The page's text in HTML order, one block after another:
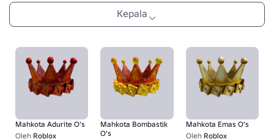
Kepala
Mahkota Adurite O's
Oleh Roblox
Mahkota Bombastik
O's
Mahkota Emas O's
Oleh Roblox